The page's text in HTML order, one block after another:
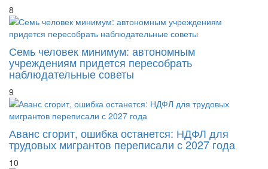
8
Семь человек минимум: автономным
учреждениям придется пересобрать
наблюдательные советы
9
Аванс сгорит, ошибка останется: НДФЛ для
трудовых мигрантов переписали с 2027 года
10